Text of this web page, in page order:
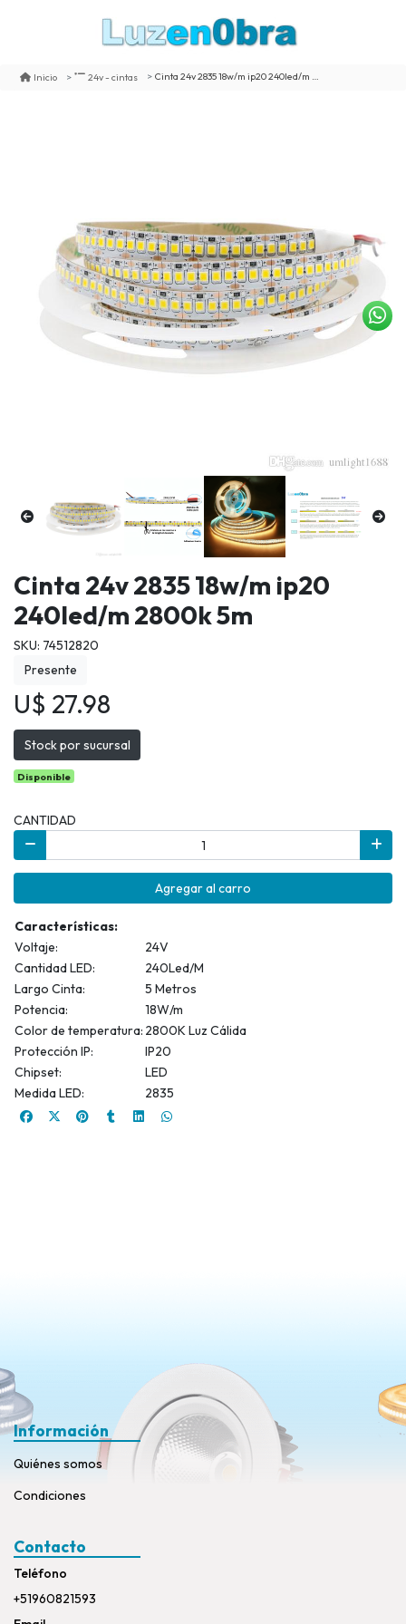
Inicio 24v - cintas Cinta 24v 2835 18w/m ip20 240led/m 2800k 5m
Cinta 24v 2835 18w/m ip20
240led/m 2800k 5m
SKU: 74512820
Presente
U$ 27.98
Stock por sucursal
Disponible
CANTIDAD
Agregar al carro
Características:
Voltaje:
24V
Cantidad LED:
240Led/M
Largo Cinta:
5 Metros
Potencia:
18W/m
Color de temperatura: 2800K Luz Cálida
Protección IP:
IP20
Chipset:
LED
Medida LED:
2835
Información
Quiénes somos
Condiciones
Contacto
Teléfono
+51960821593